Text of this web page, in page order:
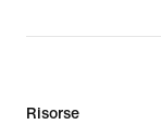
Risorse